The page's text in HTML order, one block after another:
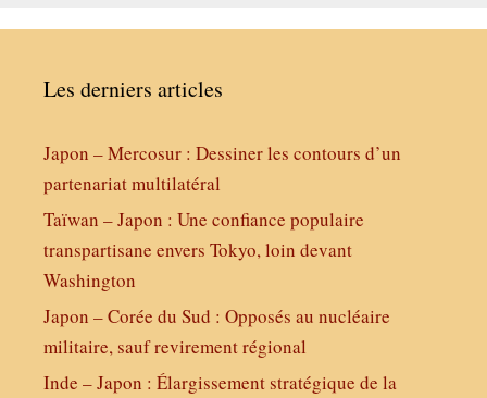
Les derniers articles
Japon – Mercosur : Dessiner les contours d’un
partenariat multilatéral
Taïwan – Japon : Une confiance populaire
transpartisane envers Tokyo, loin devant
Washington
Japon – Corée du Sud : Opposés au nucléaire
militaire, sauf revirement régional
Inde – Japon : Élargissement stratégique de la